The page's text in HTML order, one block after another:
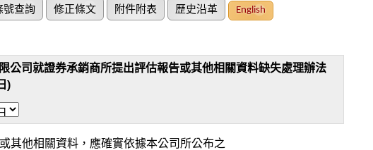
號查詢 修正條文 附件附表 歷史沿革 English
公司就證券承銷商所提出評估報告或其他相關資料缺失處理辦法
)
其他相關資料，應確實依據本公司所公布之